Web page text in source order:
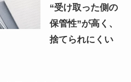
“受け取った側の
保管性”が高く、
捨てられにくい